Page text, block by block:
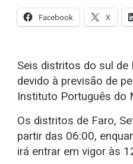
Facebook X
Seis distritos do sul
devido à previsão de
Instituto Português do
Os distritos de Faro,
partir das 06:00,
irá entrar em vigor às